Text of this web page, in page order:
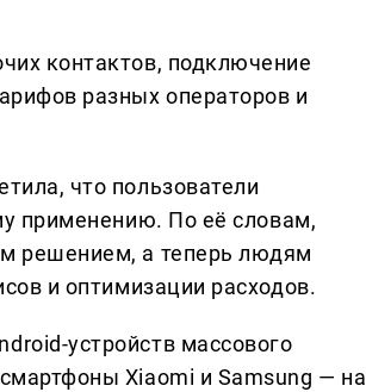
контактов, подключение
разных операторов и
что пользователи
применению. По её словам,
решением, а теперь людям
и оптимизации расходов.
устройств массового
Xiaomi и Samsung — на